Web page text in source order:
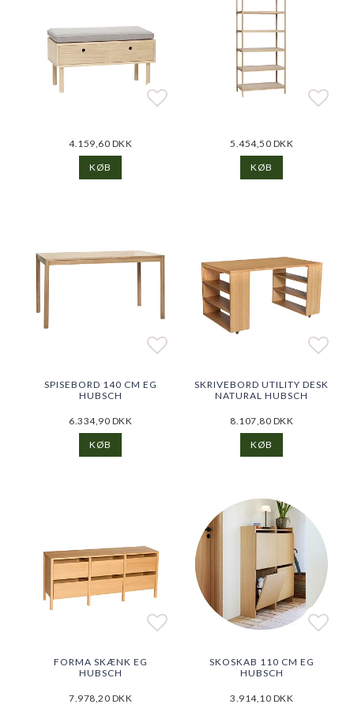
4.159,60 DKK
KØB
5.454,50 DKK
KØB
Add to list of
Add to list of
SPISEBORD 140 CM EG
HUBSCH
6.334,90 DKK
KØB
Add
Add
SKRIVEBORD UTILITY DESK
NATURAL HUBSCH
8.107,80 DKK
KØB
Add to list of
Add to list of
FORMA SKÆNK EG
HUBSCH
7.978,20 DKK
Add
Add
SKOSKAB 110 CM EG
HUBSCH
3.914,10 DKK